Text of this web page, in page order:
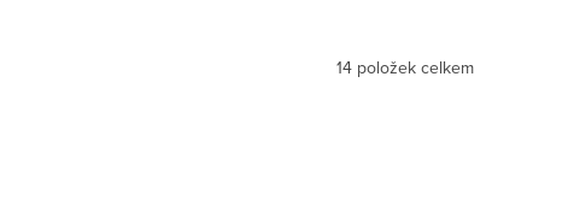
14 položek celkem